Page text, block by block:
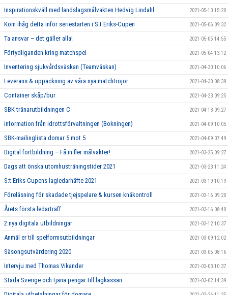
Inspirationskväll med landslagsmålvakten Hedvig Lindahl 2021-05-10 15:20
Kom ihåg detta inför seriestarten i S:t Eriks-Cupen 2021-05-06 09:32
Ta ansvar – det gäller alla! 2021-05-05 14:55
Förtydliganden kring matchspel 2021-05-04 13:12
Inventering sjukvårdsväskan (Teamväskan) 2021-04-30 10:06
Leverans & uppackning av våra nya matchtröjor 2021-04-30 08:39
Container skåp/bur 2021-04-23 09:25
SBK tränarutbildningen C 2021-04-13 09:27
information från idrottsförvaltningen (Bokningen) 2021-04-09 10:05
SBK-mailinglista domar 5 mot 5 2021-04-09 07:49
Digital fortbildning – Få in fler målvakter! 2021-03-25 09:27
Dags att önska utomhusträningstider 2021 2021-03-23 11:24
S:t Eriks-Cupens lagledarhäfte 2021 2021-03-19 10:19
Föreläsning för skadade tjejspelare & kursen knäkontroll 2021-03-16 09:20
Årets första ledarträff 2021-03-16 08:40
2 nya digitala utbildningar 2021-03-12 10:37
Anmäl er till spelformsutbildningar 2021-03-09 12:02
Säsongsutvärdering 2020 2021-03-05 08:16
Intervju med Thomas Vikander 2021-03-03 10:37
Städa Sverige och tjäna pengar till lagkassan 2021-03-02 14:39